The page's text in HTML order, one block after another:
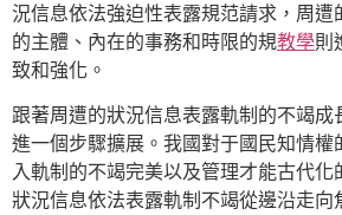
況信息依法強迫性表露規范請求，周遭
的主體、內在的事務和時限的規教學則
致和強化。
跟著周遭的狀況信息表露軌制的不竭成
進一個步驟擴展。我國對于國民知情權
入軌制的不竭完美以及管理才能古代化
狀況信息依法表露軌制不竭從邊沿走向